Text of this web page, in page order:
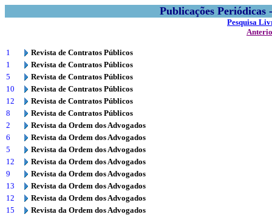
Publicações
Pesquisa
1
Revista de Contratos Públicos
1
Revista de Contratos Públicos
5
Revista de Contratos Públicos
10
Revista de Contratos Públicos
12
Revista de Contratos Públicos
8
Revista de Contratos Públicos
2
Revista da Ordem dos Advogados
6
Revista da Ordem dos Advogados
5
Revista da Ordem dos Advogados
12
Revista da Ordem dos Advogados
9
Revista da Ordem dos Advogados
13
Revista da Ordem dos Advogados
12
Revista da Ordem dos Advogados
15
Revista da Ordem dos Advogados